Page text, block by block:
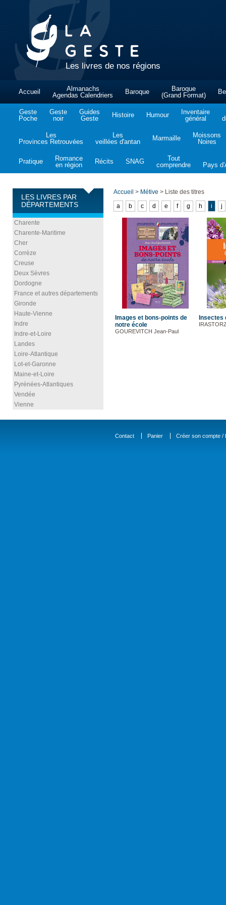
Les livres de nos régions
Accueil
Almanachs
Agendas Calendriers
Baroque
Baroque
(Grand Format)
Geste
Poche
Geste
noir
Guides
Geste
Histoire Humour
Inventaire
général
Les
Provinces Retrouvées
Les
veillées d'antan
Marmaille
Moissons
Noires
Pratique
Romance
en région
Récits SNAG
Tout
comprendre
Pays
LES LIVRES PAR
DÉPARTEMENTS
Charente
Charente-Maritime
Cher
Corrèze
Creuse
Deux Sèvres
Dordogne
France et autres départements
Gironde
Haute-Vienne
Indre
Indre-et-Loire
Landes
Loire-Atlantique
Lot-et-Garonne
Maine-et-Loire
Pyrénées-Atlantiques
Vendée
Vienne
Accueil > Métive > Liste des titres
a
b c d e f g h i j
Images et bons-points de
notre école
GOUREVITCH Jean-Paul
Insectes
Contact Panier Créer son compte /